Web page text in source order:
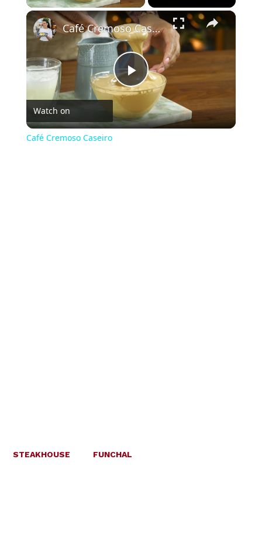
×
Play
Video
Café Cremoso Caseiro
Watch on
Café Cremoso Caseiro
STEAKHOUSE FUNCHAL